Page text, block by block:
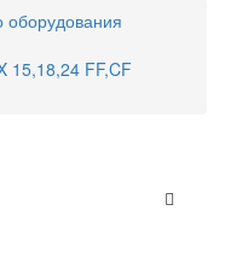
оборудования
15,18,24 FF,CF